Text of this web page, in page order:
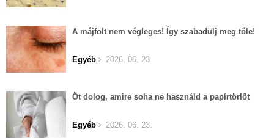
A májfolt nem végleges! Így szabadulj meg tőle!
Egyéb 2026. 06. 23.
Öt dolog, amire soha ne használd a papírtörlőt
Egyéb 2026. 06. 23.